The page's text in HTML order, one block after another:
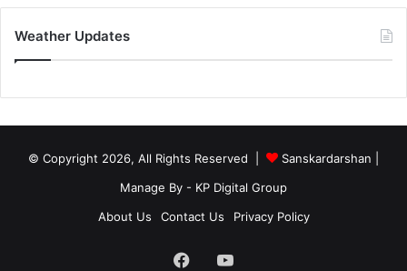
Weather Updates
© Copyright 2026, All Rights Reserved | Sanskardarshan
Manage By - KP Digital Group
About Us
Contact Us Privacy Policy
FacebookYouTube